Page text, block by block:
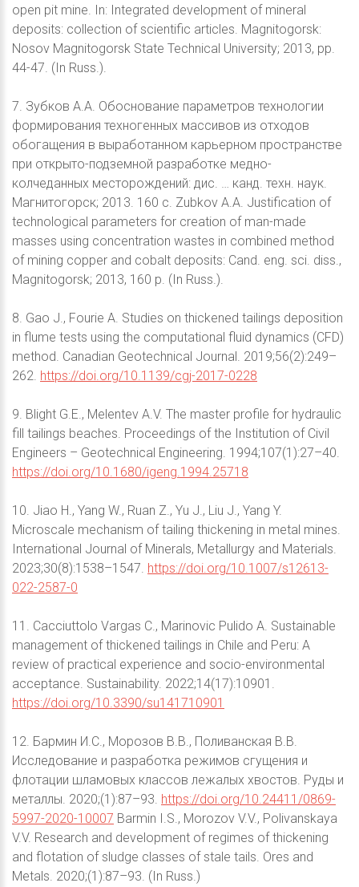
open pit mine. In: Integrated development of mineral
deposits: collection of scientific articles. Magnitogorsk:
Nosov Magnitogorsk State Technical University; 2013, pp.
44-47. (In Russ.).
7. Зубков А.А. Обоснование параметров технологии
формирования техногенных массивов из отходов
обогащения в выработанном карьерном пространстве
при открыто-подземной разработке медно-
колчеданных месторождений: дис. … канд. техн. наук.
Магнитогорск; 2013. 160 с. Zubkov A.A. Justification of
technological parameters for creation of man-made
masses using concentration wastes in combined method
of mining copper and cobalt deposits: Cand. eng. sci. diss.,
Magnitogorsk; 2013, 160 p. (In Russ.).
8. Gao J., Fourie A. Studies on thickened tailings deposition
in flume tests using the computational fluid dynamics (CFD)
method. Canadian Geotechnical Journal. 2019;56(2):249–
262. https://doi.org/10.1139/cgj-2017-0228
9. Blight G.E., Melentev A.V. The master profile for hydraulic
fill tailings beaches. Proceedings of the Institution of Civil
Engineers – Geotechnical Engineering. 1994;107(1):27–40.
https://doi.org/10.1680/igeng.1994.25718
10. Jiao H., Yang W., Ruan Z., Yu J., Liu J., Yang Y.
Microscale mechanism of tailing thickening in metal mines.
International Journal of Minerals, Metallurgy and Materials.
2023;30(8):1538–1547. https://doi.org/10.1007/s12613-
022-2587-0
11. Cacciuttolo Vargas C., Marinovic Pulido A. Sustainable
management of thickened tailings in Chile and Peru: A
review of practical experience and socio-environmental
acceptance. Sustainability. 2022;14(17):10901.
https://doi.org/10.3390/su141710901
12. Бармин И.С., Морозов В.В., Поливанская В.В.
Исследование и разработка режимов сгущения и
флотации шламовых классов лежалых хвостов. Руды и
металлы. 2020;(1):87–93. https://doi.org/10.24411/0869-
5997-2020-10007 Barmin I.S., Morozov V.V., Polivanskaya
V.V. Research and development of regimes of thickening
and flotation of sludge classes of stale tails. Ores and
Metals. 2020;(1):87–93. (In Russ.)